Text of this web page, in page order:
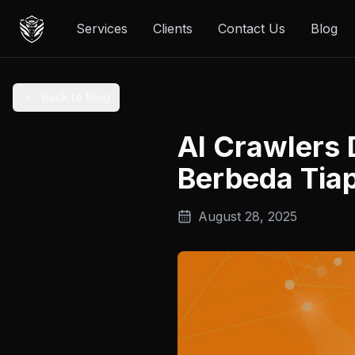
Services Clients Contact Us Blog
AI Crawlers
Berbeda
August 28, 2025